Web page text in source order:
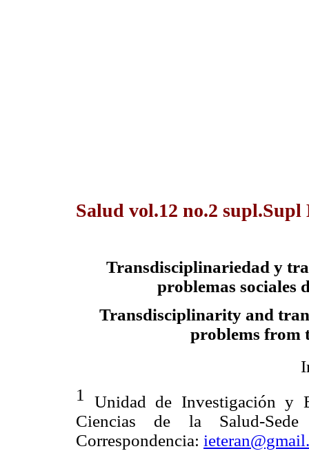
Salud vol.12 no.2 supl.Supl
Transdisciplinariedad y
problemas sociales
Transdisciplinarityand
problems from
1
Unidad de Investigación y
Ciencias de la Salud-
Correspondencia: